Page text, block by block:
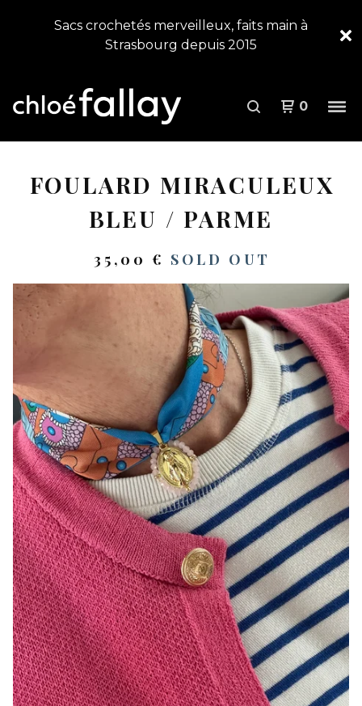
Sacs crochetés merveilleux, faits main à
Strasbourg depuis 2015
0
FOULARD MIRACULEUX
BLEU / PARME
35,00€ SOLD OUT